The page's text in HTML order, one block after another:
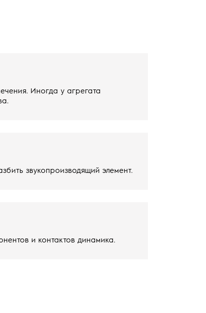
Иногда у агрегата
звукопроизводящий элемент.
и контактов динамика.